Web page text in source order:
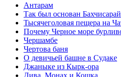
Антарам
Так был основан Бахчисарай
Тысячеголовая пещера на
Почему Черное море
Чершамбе
Чертова баня
О девичьей башне в Судаке
Джаныке из Кырк-ора
Дива, Монах и Кошка